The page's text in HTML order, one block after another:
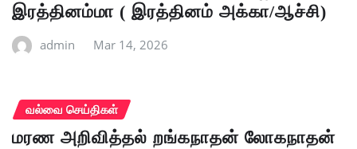
இரத்தினம்மா ( இரத்தினம் அக்கா/ஆச்சி)
admin Mar 14, 2026
வல்வை செய்திகள்
மரண அறிவித்தல் றங்கநாதன் லோகநாதன்